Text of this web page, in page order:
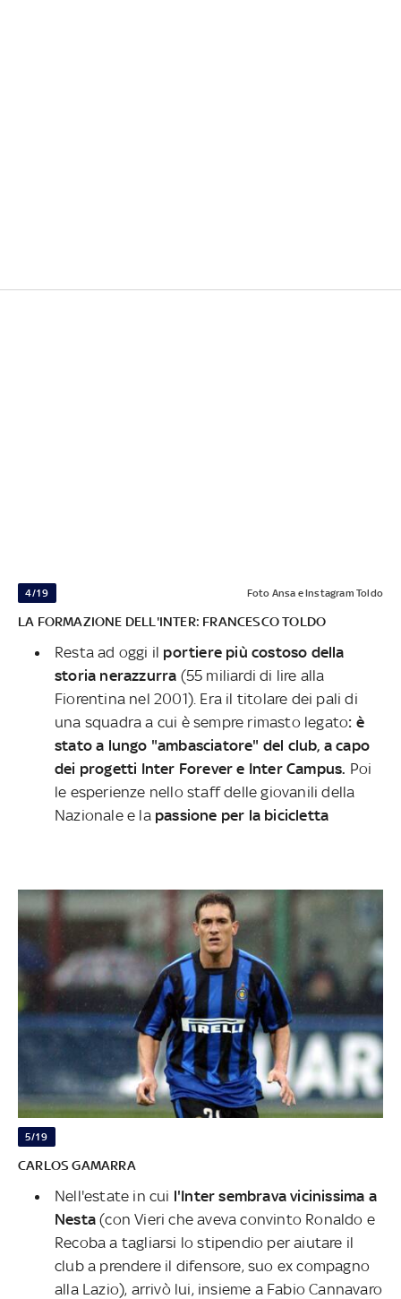
4/19 Foto Ansa e Instagram Toldo
LA FORMAZIONE DELL'INTER: FRANCESCO TOLDO
Resta ad oggi il portiere più costoso della
storia nerazzurra (55 miliardi di lire alla
Fiorentina nel 2001). Era il titolare dei pali di
una squadra a cui è sempre rimasto legato: è
stato a lungo "ambasciatore" del club, a capo
dei progetti Inter Forever e Inter Campus. Poi
le esperienze nello staff delle giovanili della
Nazionale e la passione per la bicicletta
5/19
CARLOS GAMARRA
Nell'estate in cui l'Inter sembrava vicinissima a
Nesta (con Vieri che aveva convinto Ronaldo e
Recoba a tagliarsi lo stipendio per aiutare il
club a prendere il difensore, suo ex compagno
alla Lazio), arrivò lui, insieme a Fabio Cannavaro